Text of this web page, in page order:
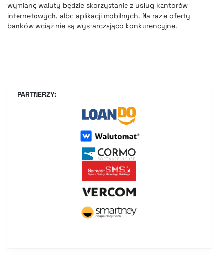
wymianę waluty będzie skorzystanie z usług kantorów
internetowych, albo aplikacji mobilnych. Na razie oferty
banków wciąż nie są wystarczająco konkurencyjne.
PARTNERZY: